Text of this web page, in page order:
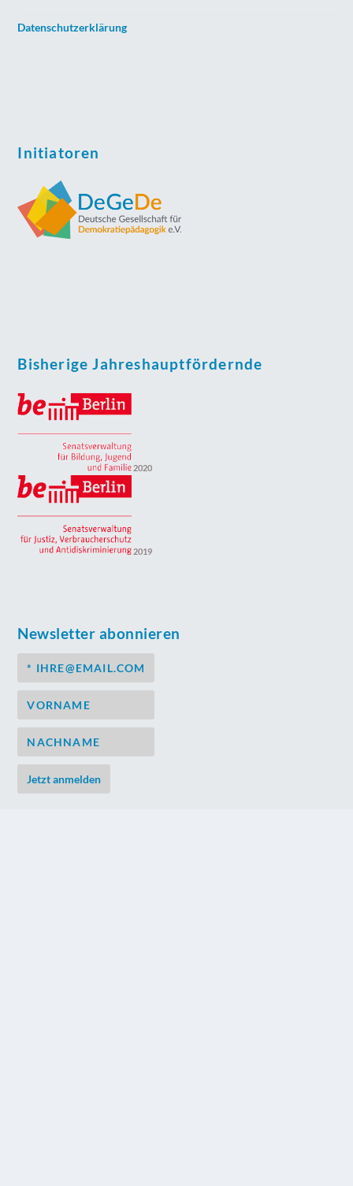
Datenschutzerklärung
Initiatoren
Bisherige Jahreshauptfördernde
2020
2019
Newsletter abonnieren